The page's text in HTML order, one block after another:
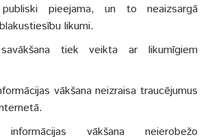
pieejama, un to neaizsargā
likumi.
tiek veikta ar likumīgiem
vākšana neizraisa traucējumus
informācijas vākšana neierobežo